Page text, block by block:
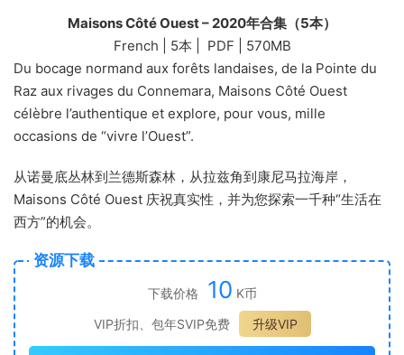
Maisons Côté Ouest – 2020年合集（5本）
French | 5本 | PDF | 570MB
Du bocage normand aux forêts landaises, de la Pointe du
Raz aux rivages du Connemara, Maisons Côté Ouest
célèbre l’authentique et explore, pour vous, mille
occasions de “vivre l’Ouest”.
从诺曼底丛林到兰德斯森林，从拉兹角到康尼马拉海岸，
Maisons Côté Ouest 庆祝真实性，并为您探索一千种“生活在
西方”的机会。
资源下载
下载价格 10 K币
VIP折扣、包年SVIP免费
升级VIP